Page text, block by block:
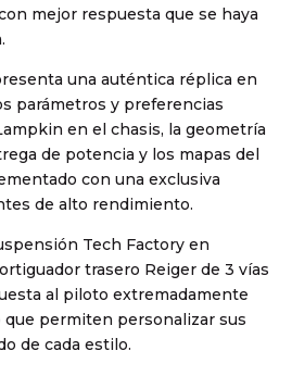
mejor respuesta que se haya
una auténtica réplica en
parámetros y preferencias
en el chasis, la geometría
de potencia y los mapas del
con una exclusiva
de alto rendimiento.
Tech Factory en
trasero Reiger de 3 vías
al piloto extremadamente
que permiten personalizar sus
de cada estilo.